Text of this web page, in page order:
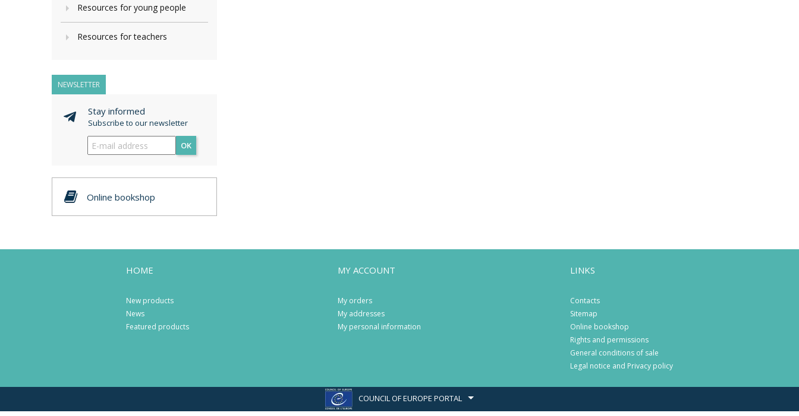
Resources for young people
Resources for teachers
NEWSLETTER
Stay informed
Subscribe to our newsletter
OK
Online bookshop
HOME
New products
News
Featured products
MY ACCOUNT
My orders
My addresses
My personal information
LINKS
Contacts
Sitemap
Online bookshop
Rights and permissions
General conditions of sale
Legal notice and Privacy policy
COUNCIL OF EUROPE PORTAL